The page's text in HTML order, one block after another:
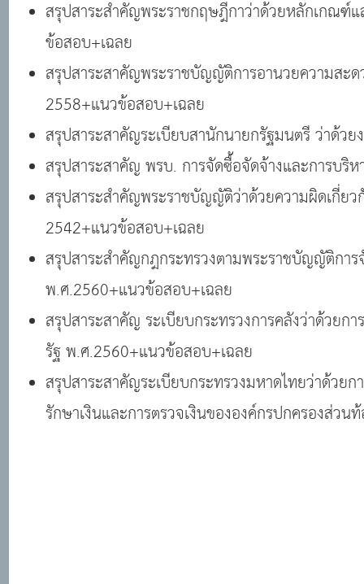
สรุปสาระสำคัญพระราชกฤษฎีกาว่าด้วยหลักเกณฑ์
ข้อสอบ+เฉลย
สรุปสาระสาคัญพระราชบัญญัติการอานวยความสะ
2558+แนวข้อสอบ+เฉลย
สรุปสาระสาคัญระเบียบสานักนายกรัฐมนตรี ว่าด้
สรุปสาระสาคัญ พรบ. การจัดซื้อจัดจ้างและการบ
สรุปสาระสำคัญพระราชบัญญัติว่าด้วยความผิดเกี่ย
2542+แนวข้อสอบ+เฉลย
สรุปสาระสำคัญกฎกระทรวงตามพระราชบัญญัติกา
พ.ศ.2560+แนวข้อสอบ+เฉลย
สรุปสาระสาคัญ ระเบียบกระทรวงการคลังว่าด้วย
รัฐ พ.ศ.2560+แนวข้อสอบ+เฉลย
สรุปสาระสาคัญระเบียบกระทรวงมหาดไทยว่าด้วยก
รักษาเงินและการตรวจเงินขององค์กรปกครองส่